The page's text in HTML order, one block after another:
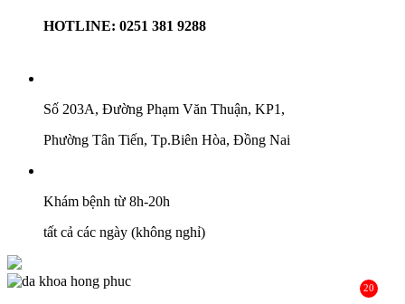
HOTLINE: 0251 381 9288
Số 203A, Đường Phạm Văn Thuận, KP1,
Phường Tân Tiến, Tp.Biên Hòa, Đồng Nai
Khám bệnh từ 8h-20h
tất cả các ngày (không nghỉ)
20